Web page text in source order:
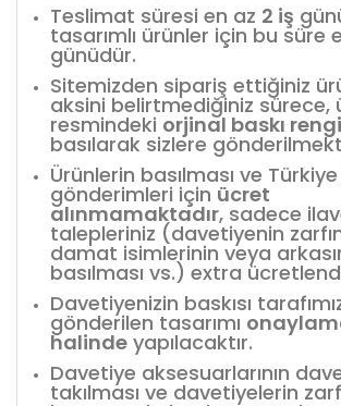
Teslimat süresi en az 2 iş
tasarımlı ürünler için bu süre
günüdür.
Sitemizden sipariş ettiğiniz
aksini belirtmediğiniz sürece,
resmindeki orjinal baskı rengi
basılarak sizlere
Ürünlerin basılması ve
gönderimleri için ücret
alınmamaktadır, sadece
talepleriniz (davetiyenin
damat isimlerinin veya
basılması vs.) extra
Davetiyenizin baskısı
gönderilen tasarımı
halinde yapılacaktır.
Davetiye aksesuarlarının
takılması ve davetiyelerin